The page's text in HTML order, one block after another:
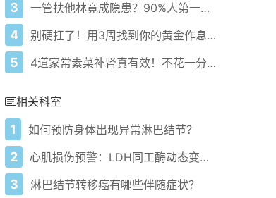
3 一管扶他林竟成隐患？90%人第一步就错了！
4 别硬扛了！用3周找到你的黄金作息你的身体在等你
5 4道家常素菜补肾真有效！不花一分钱还比生蚝更温和
相关科室
1 如何预防身体出现异常淋巴结节？
2 心肌损伤预警：LDH同工酶动态变化解析
3 淋巴结节转移癌有哪些伴随症状？